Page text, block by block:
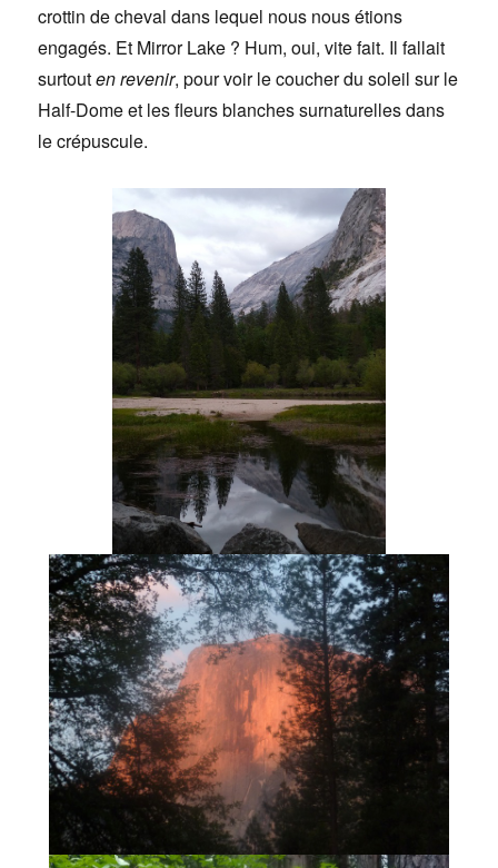
crottin de cheval dans lequel nous nous étions
engagés. Et Mirror Lake ? Hum, oui, vite fait. Il fallait
surtouten revenir, pour voir le coucher du soleil sur le
Half-Dome et les fleurs blanches surnaturelles dans
le crépuscule.